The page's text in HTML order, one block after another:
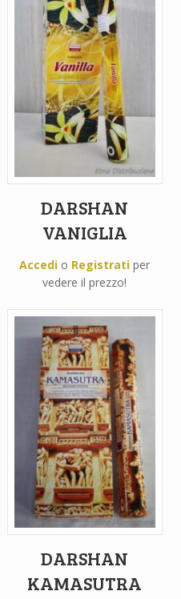
DARSHAN
VANIGLIA
Accedi o Registrati per
vedere il prezzo!
DARSHAN
KAMASUTRA